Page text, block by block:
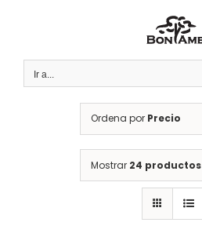
Ir a...
Ordena por Precio
Mostrar 24 productos